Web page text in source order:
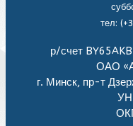
тел:
р/счет
ОАО
г. Минск, пр-т